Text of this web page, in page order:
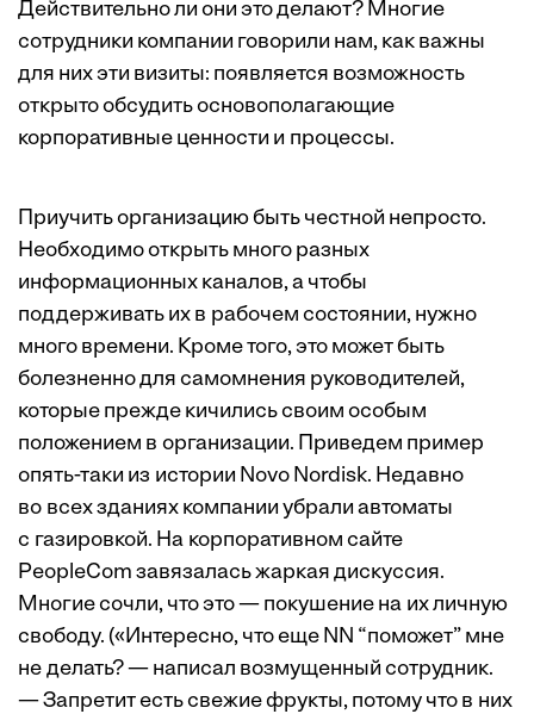
Действительно ли они это делают? Многие
сотрудники компании говорили нам, как важны
для них эти визиты: появляется возможность
открыто обсудить основополагающие
корпоративные ценности и процессы.
Приучить организацию быть честной непросто.
Необходимо открыть много разных
информационных каналов, а чтобы
поддерживать их в рабочем состоянии, нужно
много времени. Кроме того, это может быть
болезненно для самомнения руководителей,
которые прежде кичились своим особым
положением в организации. Приведем пример
опять-таки из истории Novo Nordisk. Недавно
во всех зданиях компании убрали автоматы
с газировкой. На корпоративном сайте
PeopleCom завязалась жаркая дискуссия.
Многие сочли, что это — покушение на их личную
свободу. («Интересно, что еще NN “поможет” мне
не делать? — написал возмущенный сотрудник.
— Запретит есть свежие фрукты, потому что в них